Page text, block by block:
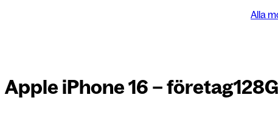
Alla
Apple iPhone 16 – företag